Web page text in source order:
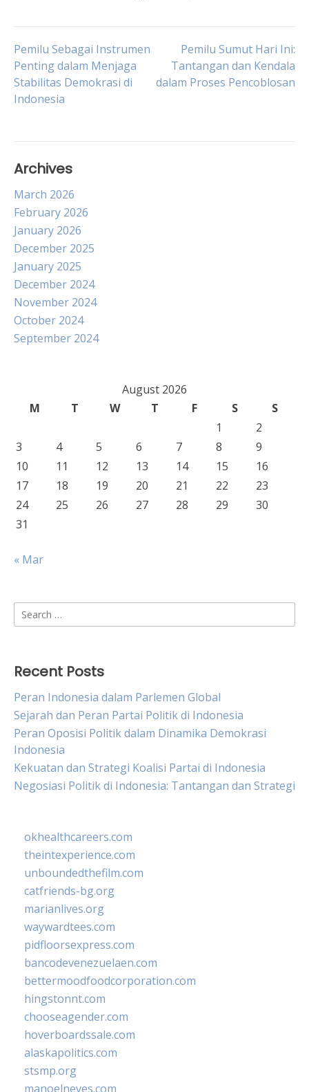
Post
navigation
Pemilu Sebagai Instrumen
Penting dalam Menjaga
Stabilitas Demokrasi di
Indonesia
Pemilu Sumut Hari Ini:
Tantangan dan Kendala
dalam Proses Pencoblosan
Archives
March 2026
February 2026
January 2026
December 2025
January 2025
December 2024
November 2024
October 2024
September 2024
August 2026
M
T W T F S
S
1
2
3
4 5 6 7 8
9
10
11 12 13 14 15
16
17
18 19 20 21 22
23
24
25 26 27 28 29
30
31
« Mar
Search
for:
Recent Posts
Peran Indonesia dalam Parlemen Global
Sejarah dan Peran Partai Politik di Indonesia
Peran Oposisi Politik dalam Dinamika Demokrasi
Indonesia
Kekuatan dan Strategi Koalisi Partai di Indonesia
Negosiasi Politik di Indonesia: Tantangan dan Strategi
okhealthcareers.com
theintexperience.com
unboundedthefilm.com
catfriends-bg.org
marianlives.org
waywardtees.com
pidfloorsexpress.com
bancodevenezuelaen.com
bettermoodfoodcorporation.com
hingstonnt.com
chooseagender.com
hoverboardssale.com
alaskapolitics.com
stsmp.org
manoelneves.com